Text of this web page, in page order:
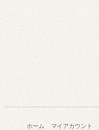
ホーム マイアカウント